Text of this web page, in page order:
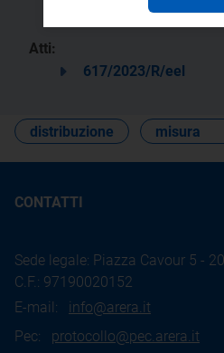
Atti:
617/2023/R/eel
distribuzione misura
CONTATTI
Sede legale: Piazza Cavour 5 -
C.F.: 97190020152
E-mail: info@arera.it
Pec: protocollo@pec.arera.it